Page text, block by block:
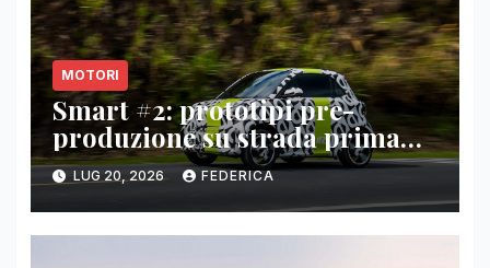
MOTORI
Smart #2: prototipi pre-
produzione su strada prima
del paris motor show 2026
LUG 20, 2026 FEDERICA